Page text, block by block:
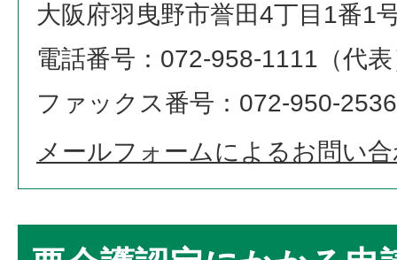
大阪府羽曳野市誉田4丁目1番1
電話番号：072-958-1111（代
ファックス番号：072-950-2536
メールフォームによるお問い